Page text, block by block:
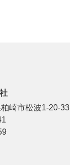
崎市松波1-20-33